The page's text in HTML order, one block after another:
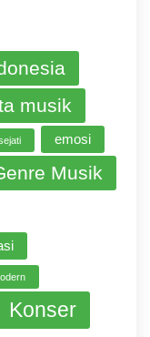
musik
emosi
Musik
Konser